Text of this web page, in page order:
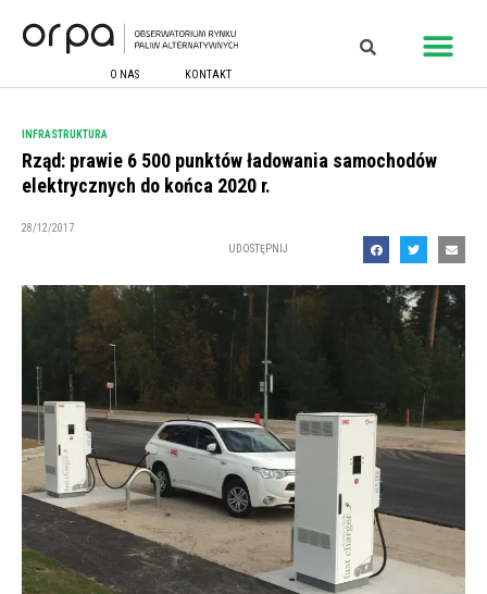
O NAS KONTAKT
INFRASTRUKTURA
Rząd: prawie 6 500 punktów ładowania samochodów
elektrycznych do końca 2020 r.
28/12/2017
UDOSTĘPNIJ